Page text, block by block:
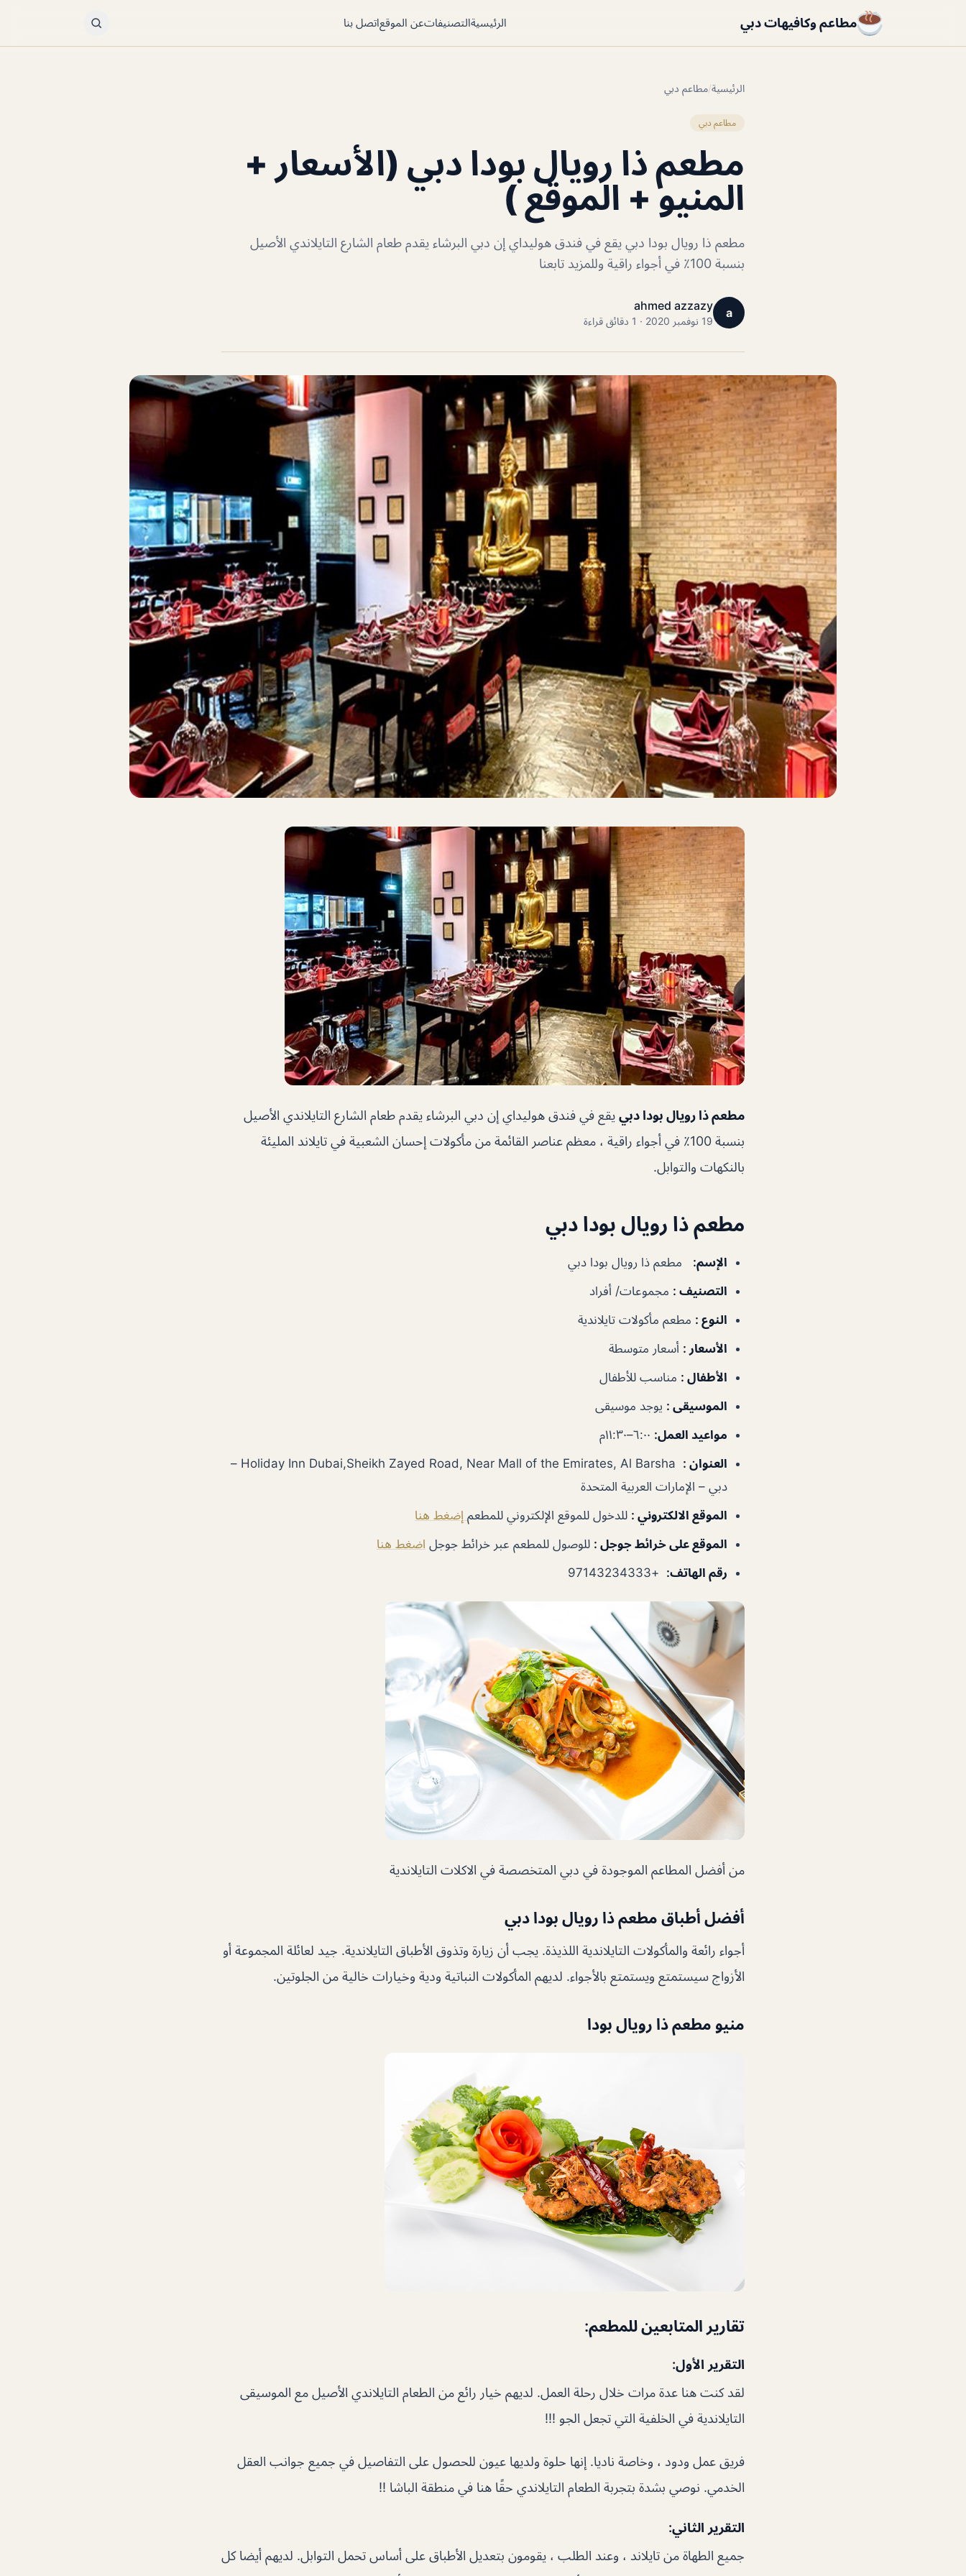
مطاعم وكافيهات دبي الرئيسيةالتصنيفاتعن الموقعاتصل بنا
الرئيسية/مطاعم دبي
مطاعم دبي
مطعم ذا رويال بودا دبي (الأسعار +
المنيو + الموقع )
مطعم ذا رويال بودا دبي يقع في فندق هوليداي إن دبي البرشاء يقدم طعام الشارع التايلاندي الأصيل
بنسبة 100٪ في أجواء راقية وللمزيد تابعنا
a
ahmed azzazy
19 نوفمبر 2020 · 1 دقائق قراءة
مطعم ذا رويال بودا دبي يقع في فندق هوليداي إن دبي البرشاء يقدم طعام الشارع التايلاندي الأصيل
بنسبة 100٪ في أجواء راقية ، معظم عناصر القائمة من مأكولات إحسان الشعبية في تايلاند المليئة
بالنكهات والتوابل.
مطعم ذا رويال بودا دبي
الإسم:
مطعم ذا رويال بودا دبي
التصنيف : مجموعات/ أفراد
النوع : مطعم مأكولات تايلاندية
الأسعار : أسعار متوسطة
الأطفال : مناسب للأطفال
الموسيقى : يوجد موسيقى
مواعيد العمل:
العنوان :
Holiday Inn Dubai,Sheikh Zayed Road, Near Mall of the Emirates, Al Barsha –
دبي – الإمارات العربية المتحدة
الموقع الالكتروني : للدخول للموقع الإلكتروني للمطعم إضغط هنا
الموقع على خرائط جوجل : للوصول للمطعم عبر خرائط جوجل اضغط هنا
رقم الهاتف:
+97143234333
من أفضل المطاعم الموجودة في دبي المتخصصة في الاكلات التايلاندية
أفضل أطباق مطعم ذا رويال بودا دبي
أجواء رائعة والمأكولات التايلاندية اللذيذة. يجب أن زيارة وتذوق الأطباق التايلاندية. جيد لعائلة المجموعة أو
الأزواج سيستمتع ويستمتع بالأجواء. لديهم المأكولات النباتية ودية وخيارات خالية من الجلوتين.
منيو مطعم ذا رويال بودا
تقارير المتابعين للمطعم:
التقرير الأول:
لقد كنت هنا عدة مرات خلال رحلة العمل. لديهم خيار رائع من الطعام التايلاندي الأصيل مع الموسيقى
التايلاندية في الخلفية التي تجعل الجو !!!
فريق عمل ودود ، وخاصة ناديا. إنها حلوة ولديها عيون للحصول على التفاصيل في جميع جوانب العقل
الخدمي. نوصي بشدة بتجربة الطعام التايلاندي حقًا هنا في منطقة الباشا !!
التقرير الثاني:
جميع الطهاة من تايلاند ، وعند الطلب ، يقومون بتعديل الأطباق على أساس تحمل التوابل. لديهم أيضا كل